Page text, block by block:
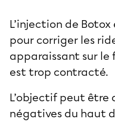
L’injection de Botox
pour corriger les
apparaissant sur le
est trop contracté.
L’objectif peut être
négatives du haut